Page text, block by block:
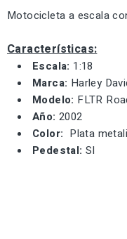
Motocicleta a escala
Características:
Escala: 1:18
Marca: Harley
Modelo: FLTR
Año: 2002
Color: Plata
Pedestal: SI